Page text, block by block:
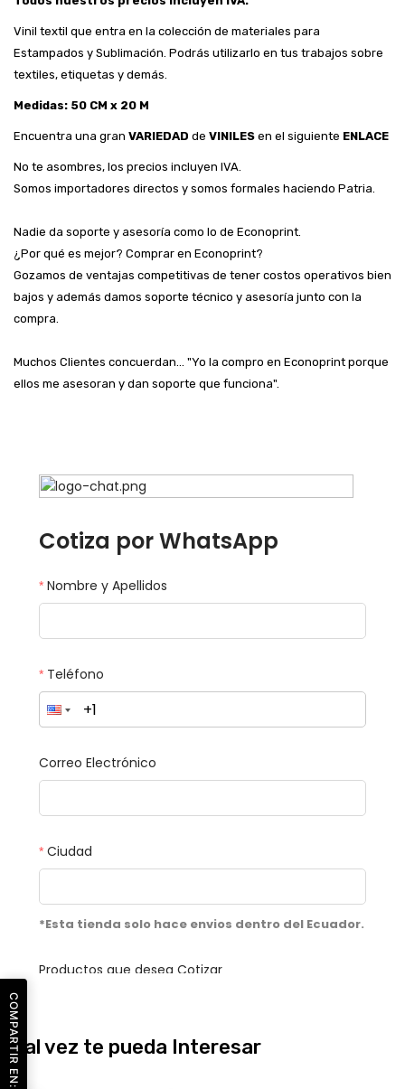
Vinil textil que entra en la colección de materiales para
Estampados y Sublimación. Podrás utilizarlo en tus trabajos sobre
textiles, etiquetas y demás.
Medidas: 50 CM x 20 M
Encuentra una gran VARIEDAD de VINILES en el siguiente ENLACE
No te asombres, los precios incluyen IVA.
Somos importadores directos y somos formales haciendo Patria.
Nadie da soporte y asesoría como lo de Econoprint.
¿Por qué es mejor? Comprar en Econoprint?
Gozamos de ventajas competitivas de tener costos operativos bien
bajos y además damos soporte técnico y asesoría junto con la
compra.
Muchos Clientes concuerdan... "Yo la compro en Econoprint porque
ellos me asesoran y dan soporte que funciona".
Tal vez te pueda Interesar
COMPARTIR EN: